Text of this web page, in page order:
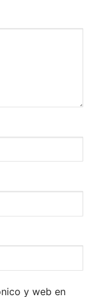
y web en